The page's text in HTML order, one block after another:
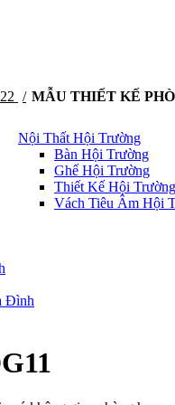
Nội Thất Hội Trường
Bàn Hội Trường
Ghế Hội Trường
Thiết Kế Hội Trường
Vách Tiêu Âm Hội
Đình
MẪU THIẾT KẾ